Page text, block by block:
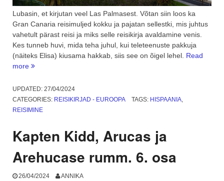
Lubasin, et kirjutan veel Las Palmasest. Võtan siin loos ka
Gran Canaria reisimuljed kokku ja pajatan sellestki, mis juhtus
vahetult pärast reisi ja miks selle reisikirja avaldamine venis.
Kes tunneb huvi, mida teha juhul, kui teleteenuste pakkuja
(näiteks Elisa) kiusama hakkab, siis see on õigel lehel. Read
more “Las
de
Gran
Canaria
kius.
osa”
UPDATED: 27/04/2024
CATEGORIES: REISIKIRJAD - EUROOPA TAGS: HISPAANIA,
REISIMINE
Kapten Kidd, Arucas ja
Arehucase rumm. 6. osa
26/04/2024 ANNIKA